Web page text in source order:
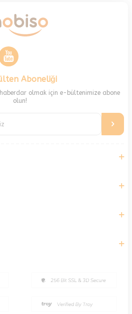
Aboneliği
olmak için e-bültenimize abone
olun!